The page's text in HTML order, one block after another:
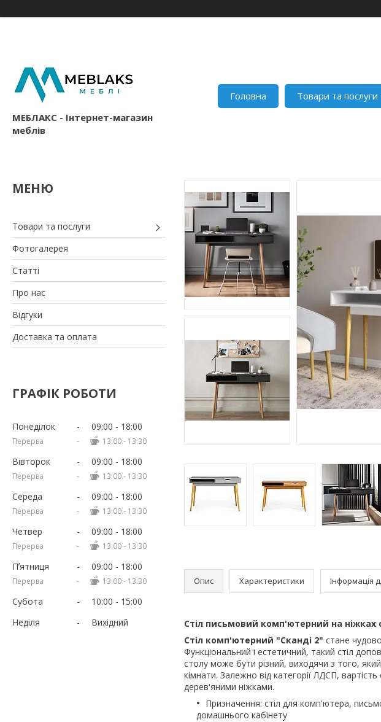
МЕБЛАКС - Інтернет-магазин
меблів
Головна Товари та послуги
Товари та послуги
Фотогалерея
Статті
Про нас
Відгуки
Доставка та оплата
ГРАФІК РОБОТИ
Понеділок 09:00 18:00
13:00 13:30
Вівторок 09:00 18:00
13:00 13:30
Середа 09:00 18:00
13:00 13:30
Четвер 09:00 18:00
13:00 13:30
Пʼятниця 09:00 18:00
13:00 13:30
Субота 10:00
15:00
Неділя
Вихідний
Опис Характеристики Інформація
Стіл письмовий комп'ютерний на ніжках
Стіл комп'ютерний "Сканді 2" стане
Функціональний і естетичний, такий стіл
столу може бути різний, виходячи з того,
кімнати. Залежно від категорії ЛДСП,
дерев'яними ніжками.
Призначення: стіл для комп'ютера,
домашнього кабінету